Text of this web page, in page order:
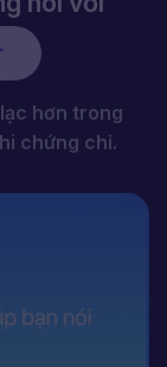
nói với
hơn trong
chứng chỉ.